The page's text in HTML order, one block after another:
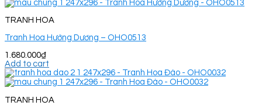
TRANH HOA
Tranh Hoa Hướng Dương – OHO0513
1.680.000₫
Add to cart
TRANH HOA